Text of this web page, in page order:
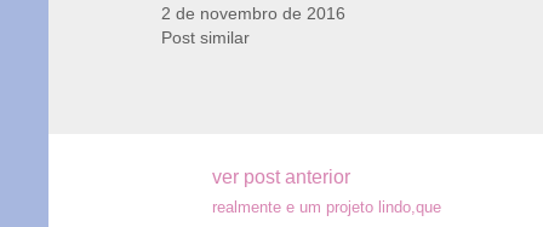
2 de novembro de 2016
Post similar
ver post anterior
realmente e um projeto lindo,que